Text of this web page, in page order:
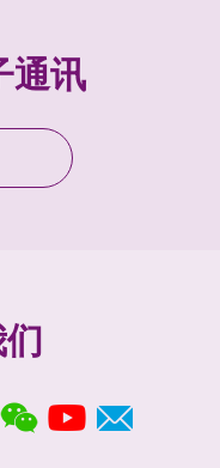
通讯